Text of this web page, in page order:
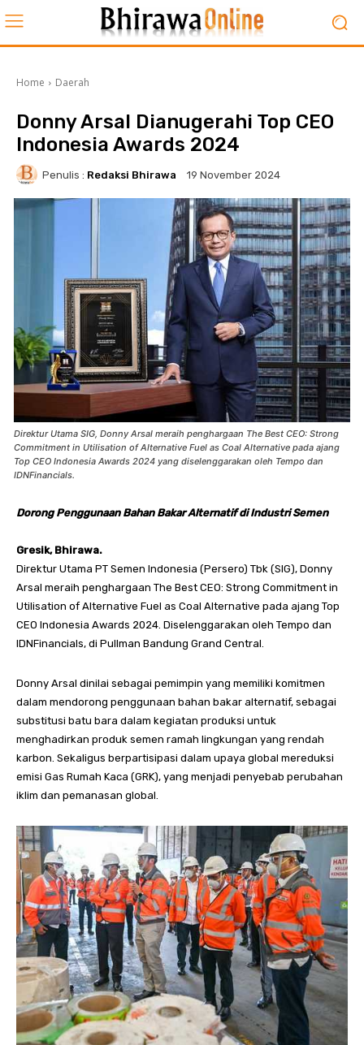
Home Daerah
Donny Arsal Dianugerahi Top CEO
Indonesia Awards 2024
Penulis : Redaksi Bhirawa 19 November 2024
Direktur Utama SIG, Donny Arsal meraih penghargaan The Best CEO: Strong
Commitment in Utilisation of Alternative Fuel as Coal Alternative pada ajang
Top CEO Indonesia Awards 2024 yang diselenggarakan oleh Tempo dan
IDNFinancials.
Dorong Penggunaan Bahan Bakar Alternatif di Industri Semen
Gresik, Bhirawa.
Direktur Utama PT Semen Indonesia (Persero) Tbk (SIG), Donny
Arsal meraih penghargaan The Best CEO: Strong Commitment in
Utilisation of Alternative Fuel as Coal Alternative pada ajang Top
CEO Indonesia Awards 2024. Diselenggarakan oleh Tempo dan
IDNFinancials, di Pullman Bandung Grand Central.
Donny Arsal dinilai sebagai pemimpin yang memiliki komitmen
dalam mendorong penggunaan bahan bakar alternatif, sebagai
substitusi batu bara dalam kegiatan produksi untuk
menghadirkan produk semen ramah lingkungan yang rendah
karbon. Sekaligus berpartisipasi dalam upaya global mereduksi
emisi Gas Rumah Kaca (GRK), yang menjadi penyebab perubahan
iklim dan pemanasan global.